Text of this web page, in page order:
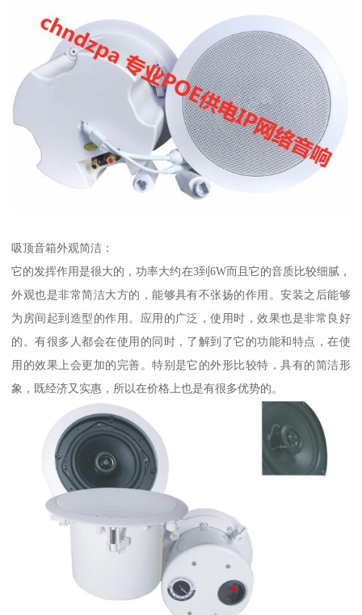
吸顶音箱外观简洁：
它的发挥作用是很大的，功率大约在3到6W而且它的音质比较细腻，
外观也是非常简洁大方的，能够具有不张扬的作用。安装之后能够
为房间起到造型的作用。应用的广泛，使用时，效果也是非常良好
的。有很多人都会在使用的同时，了解到了它的功能和特点，在使
用的效果上会更加的完善。特别是它的外形比较特，具有的简洁形
象，既经济又实惠，所以在价格上也是有很多优势的。